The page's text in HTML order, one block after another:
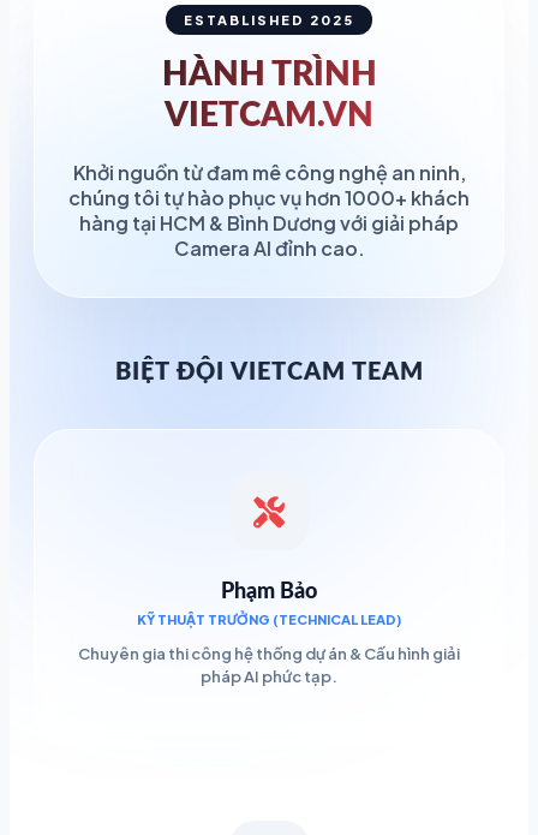
ESTABLISHED 2025
HÀNH TRÌNH
VIETCAM.VN
Khởi nguồn từ đam mê công nghệ an ninh,
chúng tôi tự hào phục vụ hơn 1000+ khách
hàng tại HCM & Bình Dương với giải pháp
Camera AI đỉnh cao.
BIỆT ĐỘI VIETCAM TEAM
Phạm Bảo
KỸ THUẬT TRƯỞNG (TECHNICAL LEAD)
Chuyên gia thi công hệ thống dự án & Cấu hình giải
pháp AI phức tạp.